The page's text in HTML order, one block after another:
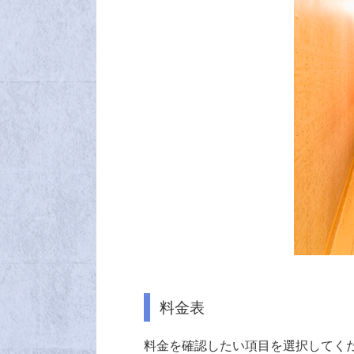
料金表
料金を確認したい項目を選択してく